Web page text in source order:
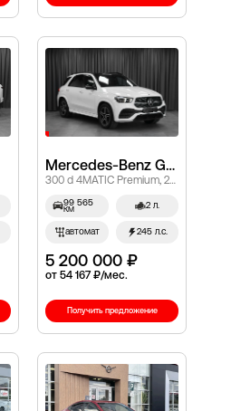
Mercedes-Benz GLE, II (V167)
300 d 4MATIC Premium, 2019 г.
99 565
км 2 л.
автомат 245 л.с.
5 200 000 ₽
от 54 167 ₽/мес.
Получить предложение